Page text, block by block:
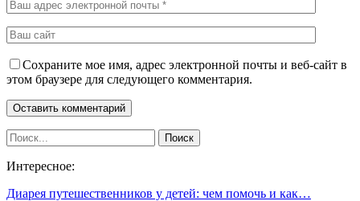
Сохраните мое имя, адрес электронной почты и веб-сайт в
этом браузере для следующего комментария.
Интересное:
Диарея путешественников у детей: чем помочь и как…